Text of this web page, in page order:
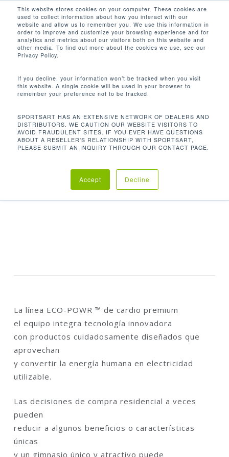
This website stores cookies on your computer. These cookies are
used to collect information about how you interact with our
website and allow us to remember you. We use this information in
order to improve and customize your browsing experience and for
analytics and metrics about our visitors both on this website and
other media. To find out more about the cookies we use, see our
Privacy Policy.
If you decline, your information won’t be tracked when you visit
this website. A single cookie will be used in your browser to
remember your preference not to be tracked.
SPORTSART HAS AN EXTENSIVE NETWORK OF DEALERS AND
DISTRIBUTORS. WE CAUTION OUR WEBSITE VISITORS TO
AVOID FRAUDULENT SITES. IF YOU EVER HAVE QUESTIONS
ABOUT A RESELLER'S RELATIONSHIP WITH SPORTSART,
PLEASE SUBMIT AN INQUIRY THROUGH OUR CONTACT PAGE.
Accept Decline
main
content
search
VIVIENDAS
MULTIFAMILIARES
gimnasio destacado que diferencia puede marcar la
diferencia en ganarse a los posibles residentes.
innovación sostenible, todo en un paquete de gran
La línea ECO-POWR ™ de cardio premium
el equipo integra tecnología innovadora
con productos cuidadosamente diseñados que
aprovechan
y convertir la energía humana en electricidad
utilizable.
Las decisiones de compra residencial a veces
pueden
reducir a algunos beneficios o características
únicas
y un gimnasio único y atractivo puede
Close
Menu